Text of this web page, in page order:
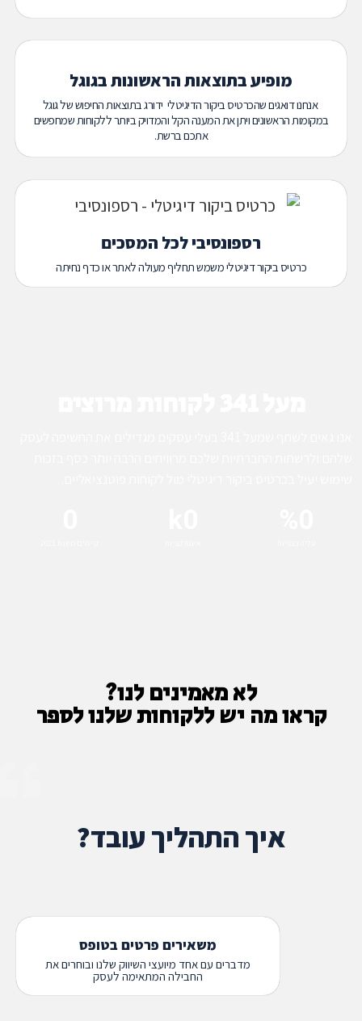
מופיע בתוצאות הראשונות בגוגל
אנחנו דואגים שהכרטיס ביקור הדיגיטלי ידורג בתוצאות החיפוש של גוגל
במקומות הראשונים ויתן את המענה הקל והמדויק ביותר ללקוחות שמחפשים
אתכם ברשת.
רספונסיבי לכל המסכים
כרטיס ביקור דיגיטלי משמש תחליף מעולה לאתר או כדף נחיתה
לא מאמינים לנו?
קראו מה יש ללקוחות שלנו לספר
איך התהליך עובד?
משאירים פרטים בטופס
מדברים עם אחד מיועצי השיווק שלנו ובוחרים את
החבילה המתאימה לעסק